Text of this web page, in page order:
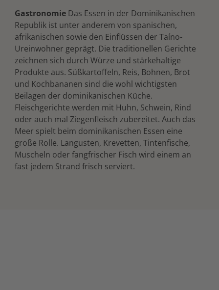
Gastronomie Das Essen in der Dominikanischen
Republik ist unter anderem von spanischen,
afrikanischen sowie den Einflüssen der Taíno-
Ureinwohner geprägt. Die traditionellen Gerichte
zeichnen sich durch Würze und stärkehaltige
Produkte aus. Süßkartoffeln, Reis, Bohnen, Brot
und Kochbananen sind die wohl wichtigsten
Beilagen der dominikanischen Küche.
Fleischgerichte werden mit Huhn, Schwein, Rind
oder auch mal Ziegenfleisch zubereitet. Auch das
Meer spielt beim dominikanischen Essen eine
große Rolle. Langusten, Krevetten, Tintenfische,
Muscheln oder fangfrischer Fisch wird einem an
fast jedem Strand frisch serviert.